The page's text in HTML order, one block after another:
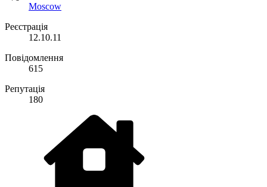
Moscow
Реєстрація
12.10.11
Повідомлення
615
Репутація
180